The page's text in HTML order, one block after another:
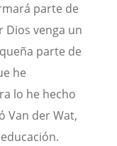
parte de
Dios venga un
parte de
he
lo he hecho
Van der Wat,